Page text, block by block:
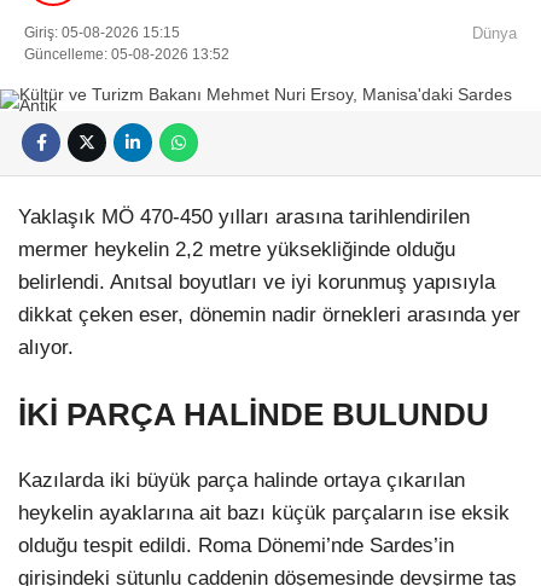
Giriş: 05-08-2026 15:15
Güncelleme: 05-08-2026 13:52
Dünya
Yaklaşık MÖ 470-450 yılları arasına tarihlendirilen
mermer heykelin 2,2 metre yüksekliğinde olduğu
belirlendi. Anıtsal boyutları ve iyi korunmuş yapısıyla
dikkat çeken eser, dönemin nadir örnekleri arasında yer
alıyor.
İKİ PARÇA HALİNDE BULUNDU
Kazılarda iki büyük parça halinde ortaya çıkarılan
heykelin ayaklarına ait bazı küçük parçaların ise eksik
olduğu tespit edildi. Roma Dönemi’nde Sardes’in
girişindeki sütunlu caddenin döşemesinde devşirme taş